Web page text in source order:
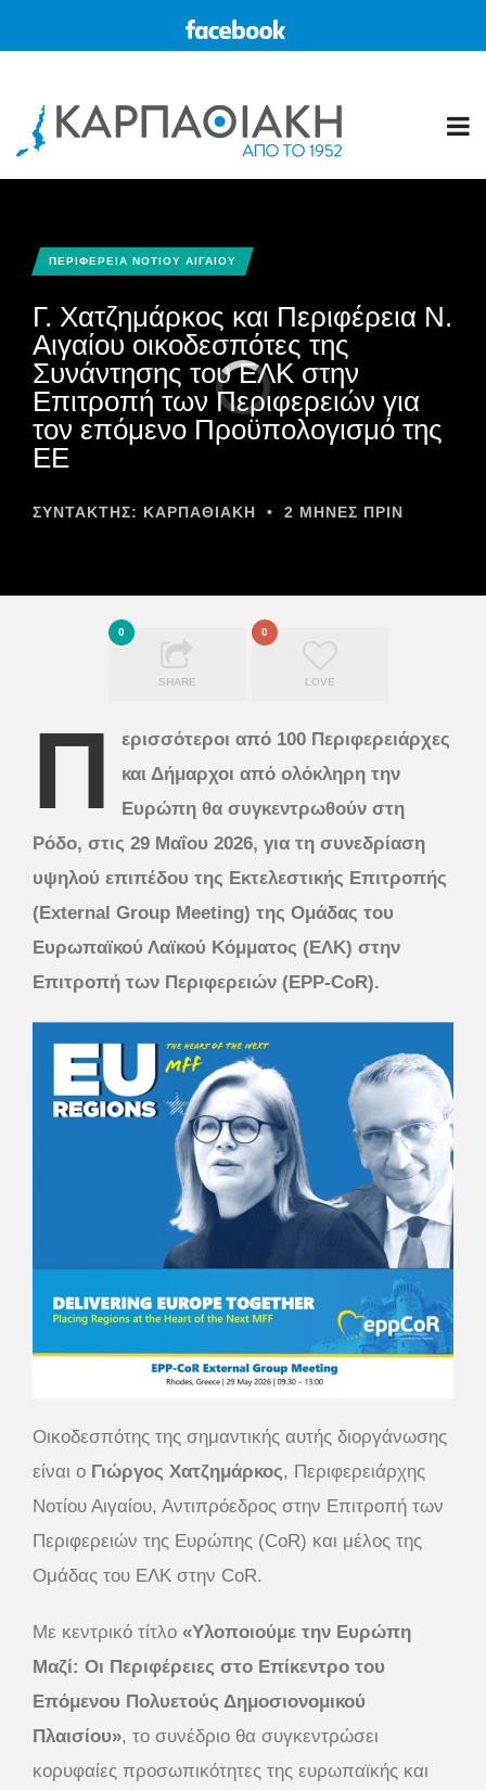
ΠΕΡΙΦΕΡΕΙΑ ΝΟΤΙΟΥ ΑΙΓΑΙΟΥ
Γ. Χατζημάρκος και Περιφέρεια Ν.
Αιγαίου οικοδεσπότες της
Συνάντησης του ΕΛΚ στην
Επιτροπή των Περιφερειών για
τον επόμενο Προϋπολογισμό της
ΕΕ
ΣΥΝΤΆΚΤΗΣ: ΚΑΡΠΑΘΙΑΚΗ • 2 ΜΉΝΕΣ ΠΡΙΝ
0
SHARE
0
LOVE
Π
ερισσότεροι από 100 Περιφερειάρχες
και Δήμαρχοι από ολόκληρη την
Ευρώπη θα συγκεντρωθούν στη
Ρόδο, στις 29 Μαΐου 2026, για τη συνεδρίαση
υψηλού επιπέδου της Εκτελεστικής Επιτροπής
(External Group Meeting) της Ομάδας του
Ευρωπαϊκού Λαϊκού Κόμματος (ΕΛΚ) στην
Επιτροπή των Περιφερειών (EPP-CoR).
Οικοδεσπότης της σημαντικής αυτής διοργάνωσης
είναι ο Γιώργος Χατζημάρκος, Περιφερειάρχης
Νοτίου Αιγαίου, Αντιπρόεδρος στην Επιτροπή των
Περιφερειών της Ευρώπης (CoR) και μέλος της
Ομάδας του ΕΛΚ στην CoR.
Με κεντρικό τίτλο «Υλοποιούμε την Ευρώπη
Μαζί: Οι Περιφέρειες στο Επίκεντρο του
Επόμενου Πολυετούς Δημοσιονομικού
Πλαισίου», το συνέδριο θα συγκεντρώσει
κορυφαίες προσωπικότητες της ευρωπαϊκής και